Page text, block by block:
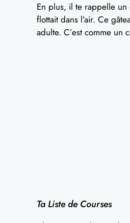
En plus, il te rappelle un
flottait dans l’air. Ce
adulte. C’est comme un
Ta Liste de Courses